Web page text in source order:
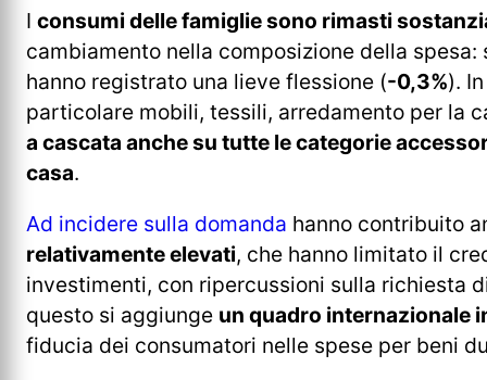
I consumi delle famiglie sono rimasti
cambiamento nella composizione della
hanno registrato una lieve flessione (-0,3%).
particolare mobili, tessili, arredamento per la
a cascata anche su tutte le categorie
casa.
Ad incidere sulla domanda hanno contribuito
relativamente elevati, che hanno limitato il
investimenti, con ripercussioni sulla richiesta
questo si aggiunge un quadro internazionale
fiducia dei consumatori nelle spese per beni